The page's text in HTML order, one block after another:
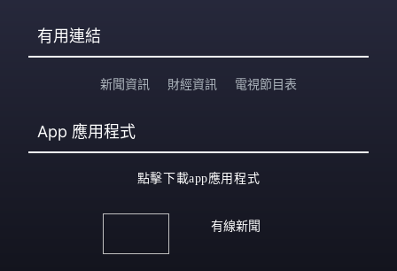
有用連結
新聞資訊 財經資訊 電視節目表
App 應用程式
點擊下載app應用程式
有線新聞